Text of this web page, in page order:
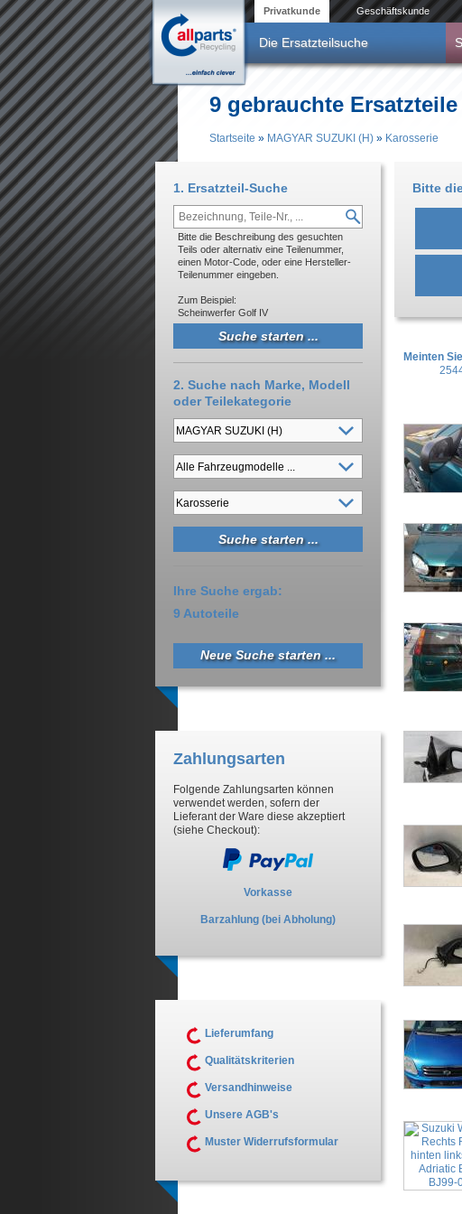
Direkt zum Inhalt Privatkunde Geschäftskunde
Die Ersatzteilsuche
9 gebrauchte
Startseite » MAGYAR SUZUKI (H) » Karosserie
Bitte
Meinten Sie
1. Ersatzteil-Suche
Bitte die Beschreibung des gesuchten
Teils oder alternativ eine Teilenummer,
einen Motor-Code, oder eine Hersteller-
Teilenummer eingeben.
Zum Beispiel:
Scheinwerfer Golf IV
2. Suche nach Marke, Modell
oder Teilekategorie
Ihre Suche ergab:
9 Autoteile
Neue Suche starten ...
Zahlungsarten
Folgende Zahlungsarten können
verwendet werden, sofern der
Lieferant der Ware diese akzeptiert
(siehe Checkout):
Vorkasse
Barzahlung (bei Abholung)
Lieferumfang
Qualitätskriterien
Versandhinweise
Unsere AGB's
Muster Widerrufsformular